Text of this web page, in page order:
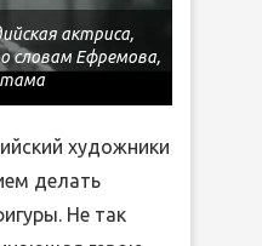
актриса,
словам Ефремова,
художники
делать
Не так